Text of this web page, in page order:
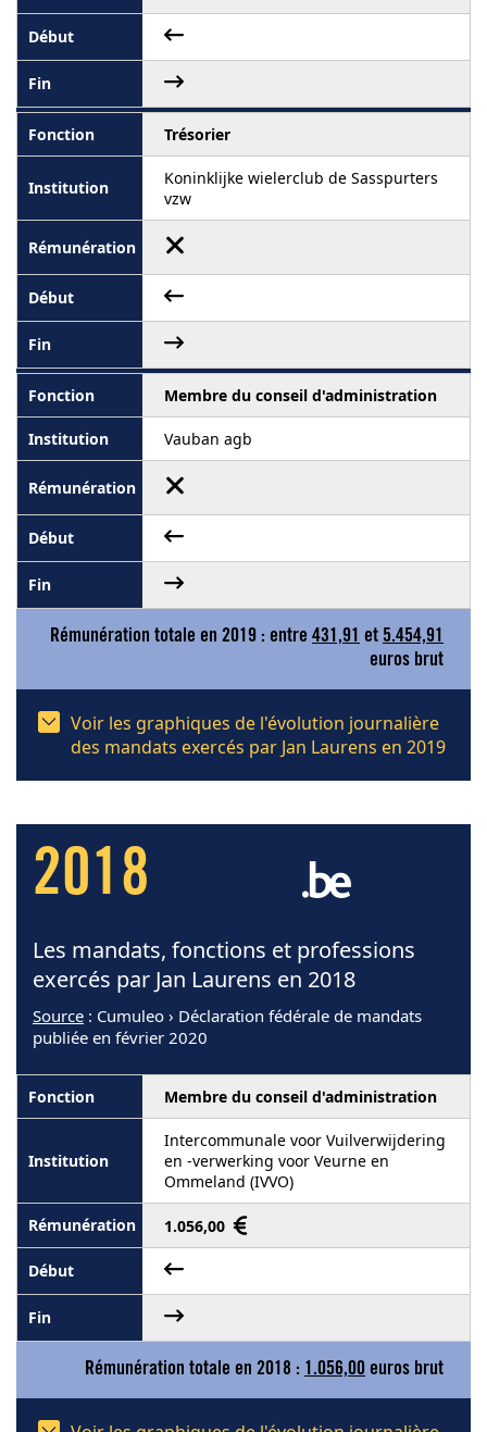
Trésorier
Koninklijke wielerclub de Sasspurters
vzw
Membre du conseil d'administration
Vauban agb
Rémunération totale en 2019 : entre 431,91 et 5.454,91
euros brut
Voir les graphiques de l'évolution journalière
des mandats exercés par Jan Laurens en 2019
2018
Les mandats, fonctions et professions
exercés par Jan Laurens en 2018
Source : Cumuleo › Déclaration fédérale de mandats
publiée en février 2020
Membre du conseil d'administration
Intercommunale voor Vuilverwijdering
en -verwerking voor Veurne en
Ommeland (IVVO)
1.056,00
Rémunération totale en 2018 : 1.056,00 euros brut